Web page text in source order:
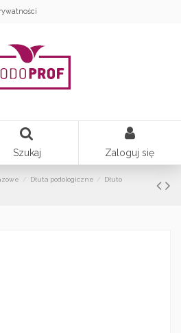
Szukaj Zaloguj się
Dłuta podologiczne
Dłuto